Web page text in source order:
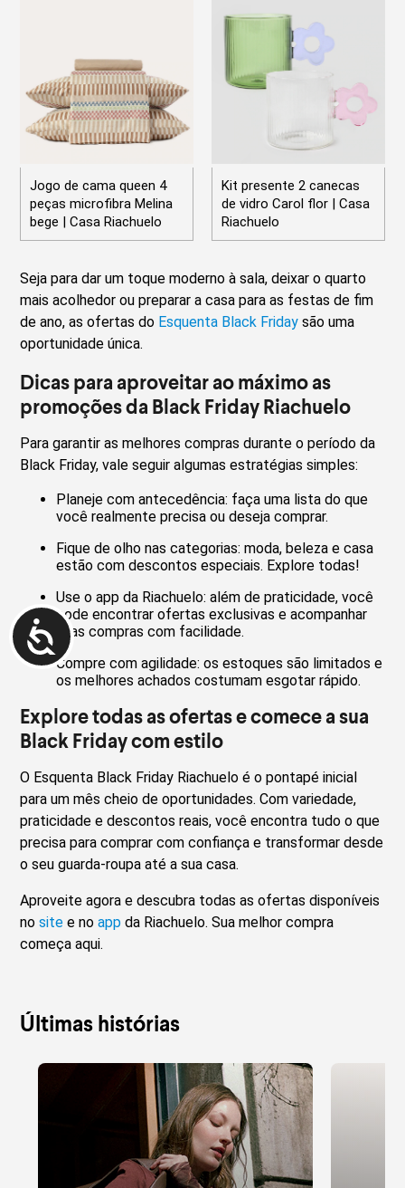
Jogo de cama queen 4
peças microfibra Melina
bege | Casa Riachuelo
Kit presente 2 canecas
de vidro Carol flor | Casa
Riachuelo
Seja para dar um toque moderno à sala, deixar o quarto
mais acolhedor ou preparar a casa para as festas de fim
de ano, as ofertas do Esquenta Black Friday são uma
oportunidade única.
Dicas para aproveitar ao máximo as
promoções da Black Friday Riachuelo
Para garantir as melhores compras durante o período da
Black Friday, vale seguir algumas estratégias simples:
Planeje com antecedência: faça uma lista do que
você realmente precisa ou deseja comprar.
Fique de olho nas categorias: moda, beleza e casa
estão com descontos especiais. Explore todas!
Use o app da Riachuelo: além de praticidade, você
pode encontrar ofertas exclusivas e acompanhar
suas compras com facilidade.
Compre com agilidade: os estoques são limitados e
os melhores achados costumam esgotar rápido.
Explore todas as ofertas e comece a sua
Black Friday com estilo
O Esquenta Black Friday Riachuelo é o pontapé inicial
para um mês cheio de oportunidades. Com variedade,
praticidade e descontos reais, você encontra tudo o que
precisa para comprar com confiança e transformar desde
o seu guarda-roupa até a sua casa.
Aproveite agora e descubra todas as ofertas disponíveis
nosite e noapp da Riachuelo. Sua melhor compra
começa aqui.
Últimas histórias